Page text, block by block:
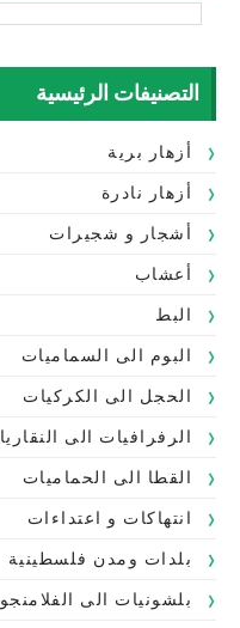
التصنيفات الرئيسية
أزهار برية
أزهار نادرة
أشجار و شجيرات
أعشاب
البط
البوم الى السماميات
الحجل الى الكركيات
الرفرافيات الى
القطا الى الحماميات
انتهاكات و اعتداءات
بلدات ومدن فلسطينية
بلشونيات الى الفلامنجو